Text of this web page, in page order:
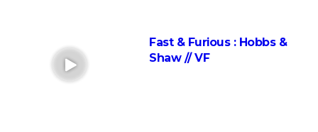
coup ? Voici ce qu'en pensent les critiques
Everything Everywhere All at once : explication du
film aux 7 Oscars et de sa fin
Fast & Furious : Hobbs &
Shaw // VF